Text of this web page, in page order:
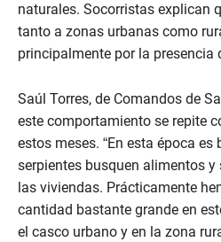
naturales. Socorristas explican
tanto a zonas urbanas como
principalmente por la presencia
Saúl Torres, de Comandos de
este comportamiento se repite
estos meses. “En esta época
serpientes busquen alimentos y
las viviendas. Prácticamente
cantidad bastante grande en
el casco urbano y en la zona